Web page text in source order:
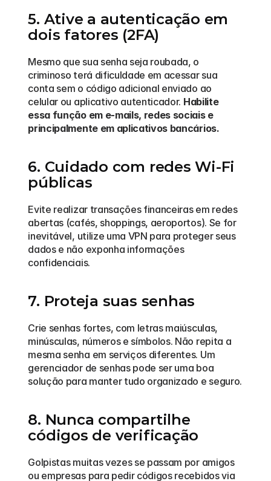
5. Ative a autenticação em
dois fatores (2FA)
Mesmo que sua senha seja roubada, o
criminoso terá dificuldade em acessar sua
conta sem o código adicional enviado ao
celular ou aplicativo autenticador. Habilite
essa função em e-mails, redes sociais e
principalmente em aplicativos bancários.
6. Cuidado com redes Wi-Fi
públicas
Evite realizar transações financeiras em redes
abertas (cafés, shoppings, aeroportos). Se for
inevitável, utilize uma VPN para proteger seus
dados e não exponha informações
confidenciais.
7. Proteja suas senhas
Crie senhas fortes, com letras maiúsculas,
minúsculas, números e símbolos. Não repita a
mesma senha em serviços diferentes. Um
gerenciador de senhas pode ser uma boa
solução para manter tudo organizado e seguro.
8. Nunca compartilhe
códigos de verificação
Golpistas muitas vezes se passam por amigos
ou empresas para pedir códigos recebidos via